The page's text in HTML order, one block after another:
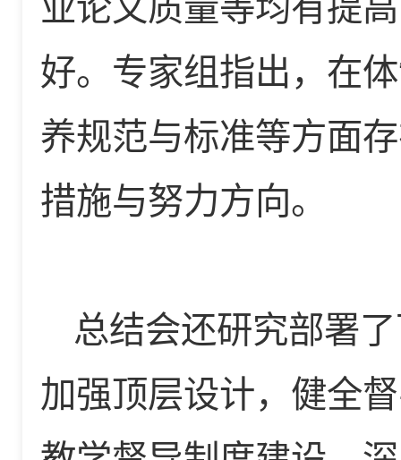
好。专家组指出，在
养规范与标准等方面
措施与努力方向。
总结会还研究部署
加强顶层设计，健全